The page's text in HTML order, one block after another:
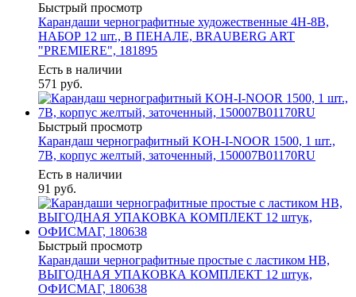
Быстрый просмотр
Карандаши чернографитные художественные 4H-8B,
НАБОР 12 шт., В ПЕНАЛЕ, BRAUBERG ART
"PREMIERE", 181895
Есть в наличии
571 руб.
Быстрый просмотр
Карандаш чернографитный KOH-I-NOOR 1500, 1 шт.,
7B, корпус желтый, заточенный, 150007B01170RU
Есть в наличии
91 руб.
Быстрый просмотр
Карандаши чернографитные простые с ластиком HB,
ВЫГОДНАЯ УПАКОВКА КОМПЛЕКТ 12 штук,
ОФИСМАГ, 180638